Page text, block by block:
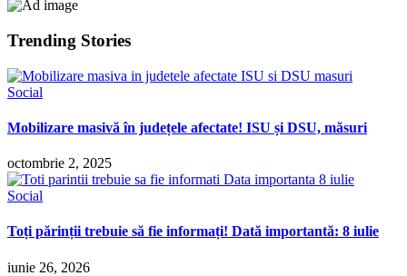
Trending Stories
Social
Mobilizare masivă în județele afectate! ISU și DSU, măsuri
octombrie 2, 2025
Social
Toți părinții trebuie să fie informați! Dată importantă: 8 iulie
iunie 26, 2026